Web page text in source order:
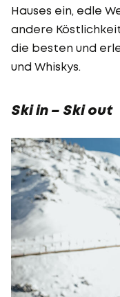
Hauses ein, edle
andere
die besten und
und Whiskys.
Ski in – Ski out